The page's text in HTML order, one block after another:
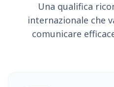
Una qualifica
internazionale che
comunicare